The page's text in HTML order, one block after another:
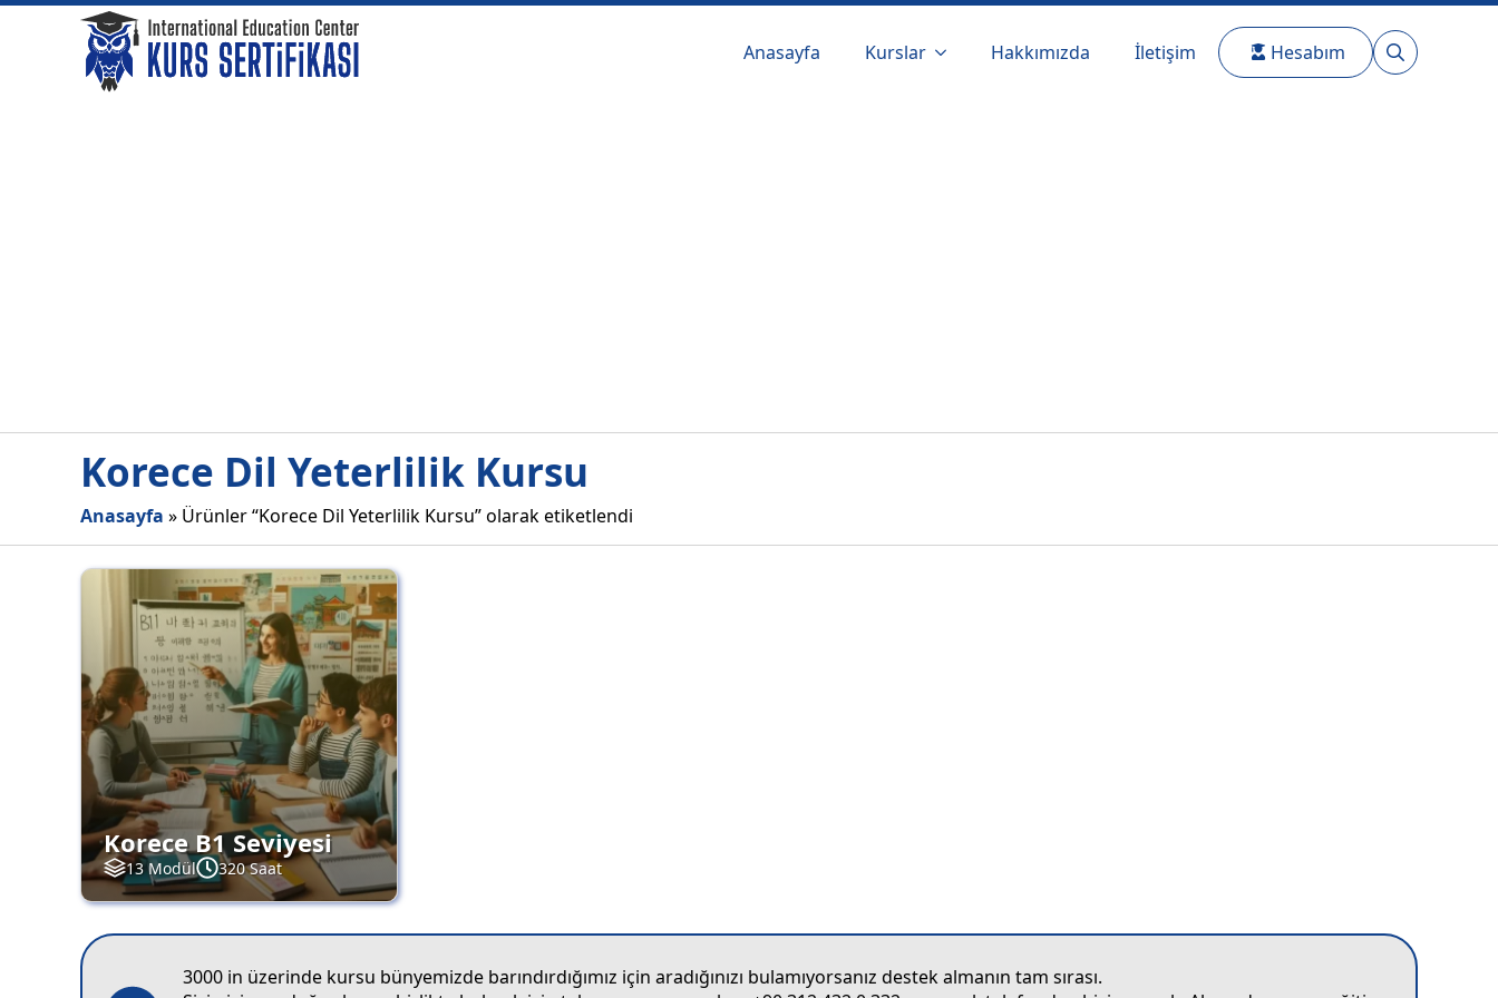
Anasayfa Kurslar Hakkımızda İletişim
Hesabım
Korece Dil Yeterlilik Kursu
Anasayfa » Ürünler “Korece Dil Yeterlilik Kursu” olarak etiketlendi
Korece B1 Seviyesi
13 Modül 320 Saat
3000 in üzerinde kursu bünyemizde barındırdığımız için aradığınızı bulamıyorsanız destek almanın tam sırası.